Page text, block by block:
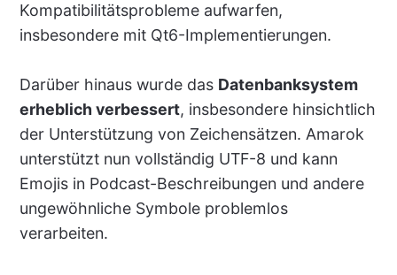
Kompatibilitätsprobleme aufwarfen,
insbesondere mit Qt6-Implementierungen.
Darüber hinaus wurde das Datenbanksystem
erheblich verbessert, insbesondere hinsichtlich
der Unterstützung von Zeichensätzen. Amarok
unterstützt nun vollständig UTF-8 und kann
Emojis in Podcast-Beschreibungen und andere
ungewöhnliche Symbole problemlos
verarbeiten.